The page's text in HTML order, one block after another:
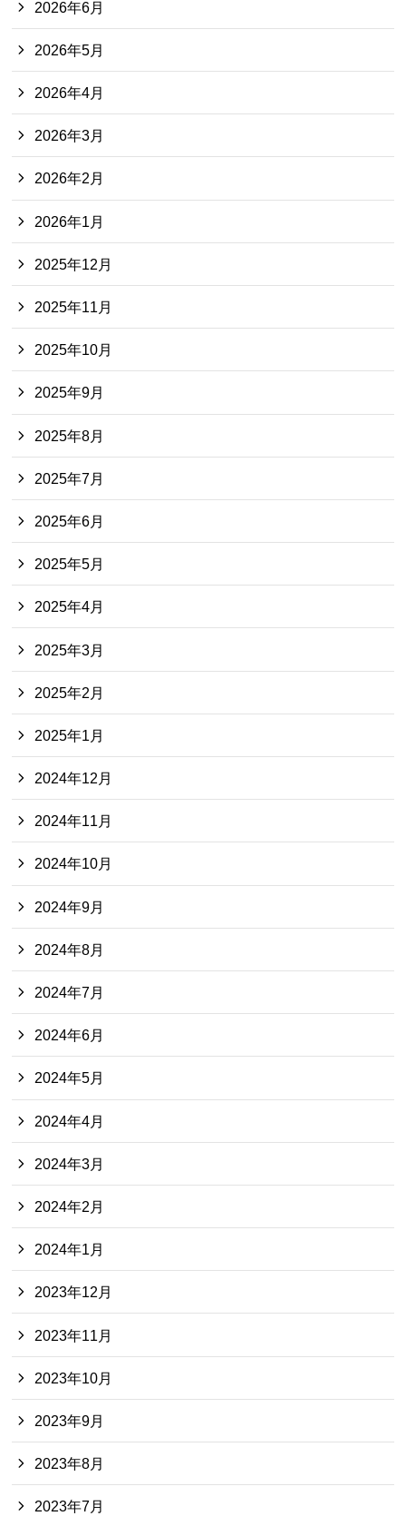
2026年6月
2026年5月
2026年4月
2026年3月
2026年2月
2026年1月
2025年12月
2025年11月
2025年10月
2025年9月
2025年8月
2025年7月
2025年6月
2025年5月
2025年4月
2025年3月
2025年2月
2025年1月
2024年12月
2024年11月
2024年10月
2024年9月
2024年8月
2024年7月
2024年6月
2024年5月
2024年4月
2024年3月
2024年2月
2024年1月
2023年12月
2023年11月
2023年10月
2023年9月
2023年8月
2023年7月